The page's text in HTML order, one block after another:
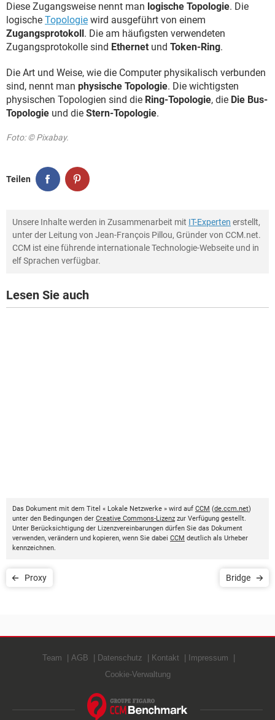
Diese Zugangsweise nennt man logische Topologie. Die
logische Topologie wird ausgeführt von einem
Zugangsprotokoll. Die am häufigsten verwendeten
Zugangsprotokolle sind Ethernet und Token-Ring.
Die Art und Weise, wie die Computer physikalisch verbunden
sind, nennt man physische Topologie. Die wichtigsten
physischen Topologien sind die Ring-Topologie, die Die Bus-
Topologie und die Stern-Topologie.
Foto: © Pixabay.
Teilen
Unsere Inhalte werden in Zusammenarbeit mit IT-Experten erstellt,
unter der Leitung von Jean-François Pillou, Gründer von CCM.net.
CCM ist eine führende internationale Technologie-Webseite und in
elf Sprachen verfügbar.
Lesen Sie auch
Das Dokument mit dem Titel « Lokale Netzwerke » wird auf CCM (de.ccm.net)
unter den Bedingungen der Creative Commons-Lizenz zur Verfügung gestellt.
Unter Berücksichtigung der Lizenzvereinbarungen dürfen Sie das Dokument
verwenden, verändern und kopieren, wenn Sie dabei CCM deutlich als Urheber
kennzeichnen.
Proxy Bridge
Team AGB Datenschutz Kontakt
Impressum
Cookie-Verwaltung